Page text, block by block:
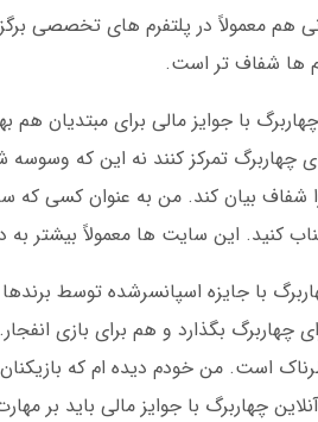
هم معمولاً در پلتفرم های تخصصی
ها شفاف تر است.
با جوایز مالی برای مبتدیان هم
چهاربرگ تمرکز کنند نه این که
شفاف بیان کند. من به عنوان کسی که
کنید. این سایت ها معمولاً بیشتر
با جایزه اسپانسرشده توسط
چهاربرگ بگذارد و هم برای بازی
است. من خودم دیده ام که
چهاربرگ با جوایز مالی باید بر